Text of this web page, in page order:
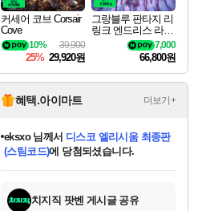
커세어 코브 Corsair
Cove
39,900
10%
25% 29,920원
그랑블루 판타지 리
링크 엔드리스 라그
나로크 Granblue Fa
ntasy Relink Endless
7,000
66,800원
혜택.아이마트 더보기+
당첨되셨습니다.
당첨되셨습니다.
eksxo님께서 디스코 엘리시움 최종판
(스팀코드)에 당첨되셨습니다.
당첨되셨습니다.
당첨되셨습니다.
에디션 (스팀코드)를 교환.
당첨되셨습니다.
당첨되셨습니다.
당첨되셨습니다.
당첨되셨습니다.
치지직 팟벤 게시글 공유